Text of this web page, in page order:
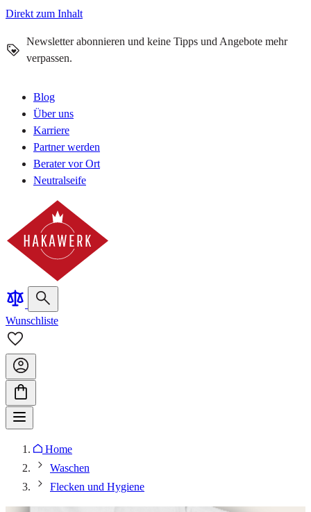
Direkt zum Inhalt
Newsletter abonnieren und keine Tipps und Angebote mehr
verpassen.
Blog
Über uns
Karriere
Partner werden
Berater vor Ort
Neutralseife
Wunschliste
Home
Waschen
Flecken und Hygiene